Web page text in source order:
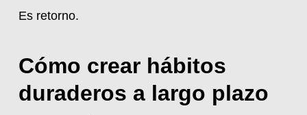
Es retorno.
Cómo crear hábitos
duraderos a largo plazo